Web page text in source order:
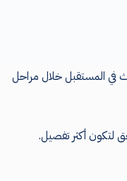
في المستقبل خلال مراحل
لتكون أكثر تفصيل.